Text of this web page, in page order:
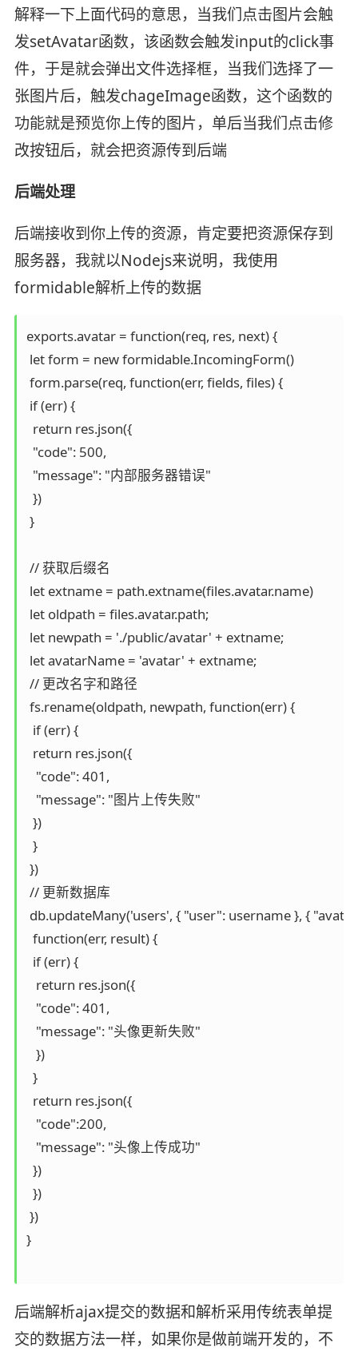
解释一下上面代码的意思，当我们点击图片会触
发setAvatar函数，该函数会触发input的click事
件，于是就会弹出文件选择框，当我们选择了一
张图片后，触发chageImage函数，这个函数的
功能就是预览你上传的图片，单后当我们点击修
改按钮后，就会把资源传到后端
后端处理
后端接收到你上传的资源，肯定要把资源保存到
服务器，我就以Nodejs来说明，我使用
formidable解析上传的数据
exports.avatar = function(req, res, next) {
let form = new formidable.IncomingForm()
form.parse(req, function(err, fields, files) {
if (err) {
  return res.json({
  "code": 500,
  "message": "内部服务器错误"
  })
}
// 获取后缀名
let extname = path.extname(files.avatar.name)
let oldpath = files.avatar.path;
let newpath = './public/avatar' + extname;
let avatarName = 'avatar' + extname;
// 更改名字和路径
fs.rename(oldpath, newpath, function(err) {
  if (err) {
  return res.json({
   "code": 401,
   "message": "图片上传失败"
  })
  }
})
// 更新数据库
db.updateMany('users', { "user": username }, {
  function(err, result) {
  if (err) {
   return res.json({
   "code": 401,
   "message": "头像更新失败"
   })
  }
  return res.json({
   "code":200,
   "message": "头像上传成功"
  })
  })
})
}
后端解析ajax提交的数据和解析采用传统表单提
交的数据方法一样，如果你是做前端开发的，不